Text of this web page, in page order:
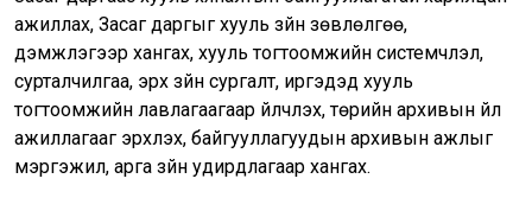
ажиллах, Засаг даргыг хууль зүйн зөвлөлгөө,
дэмжлэгээр хангах, хууль тогтоомжийн системчлэл,
сурталчилгаа, эрх зүйн сургалт, иргэдэд хууль
тогтоомжийн лавлагаагаар үйлчлэх, төрийн архивын үйл
ажиллагааг эрхлэх, байгууллагуудын архивын ажлыг
мэргэжил, арга зүйн удирдлагаар хангах.